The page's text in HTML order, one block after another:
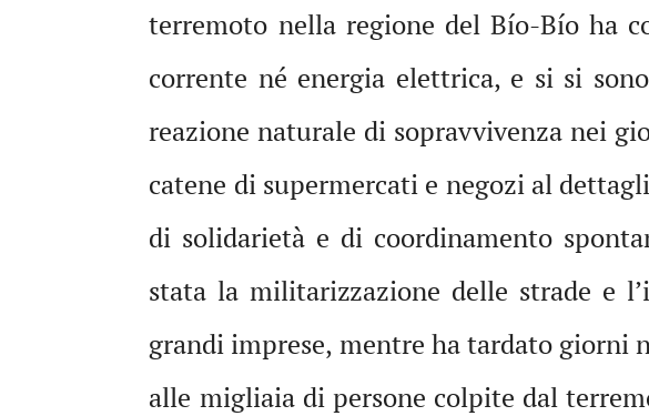
terremoto nella regione del Bío-Bío ha
corrente né energia elettrica, e si si
reazione naturale di sopravvivenza nei
catene di supermercati e negozi al
di solidarietà e di coordinamento
stata la militarizzazione delle strade e
grandi imprese, mentre ha tardato giorni
alle migliaia di persone colpite dal